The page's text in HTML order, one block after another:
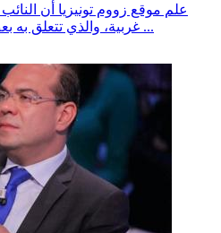
علم موقع زووم تونيزيا أن
غربية، والذي تتعلق به بعض شبهات الفساد، أبرزها قض ...